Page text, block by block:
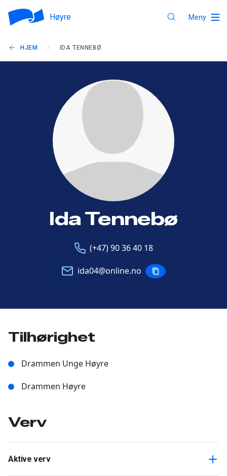
Høyre Meny
HJEM IDA TENNEBØ
Ida Tennebø
(+47) 90 36 40 18
ida04@online.no
KOPIERE
POST
Tilhørighet
Drammen Unge Høyre
Drammen Høyre
Verv
Aktive verv